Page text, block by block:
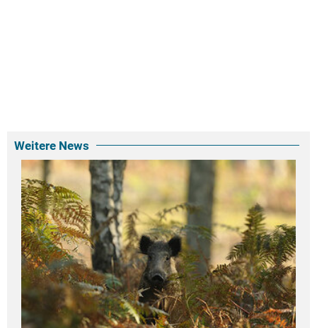
Weitere News